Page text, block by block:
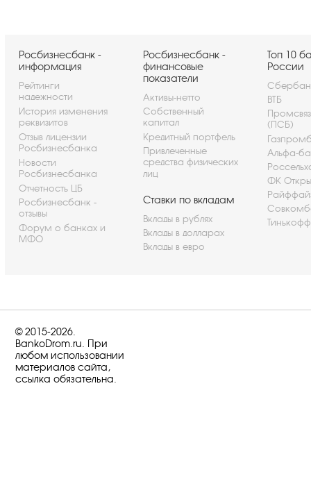
Росбизнесбанк -
информация
Рейтинги
надежности
История изменения
реквизитов
Отзыв лицензии
Росбизнесбанка
Новости
Росбизнесбанка
Отчетность ЦБ
Росбизнесбанк -
отзывы
Форум о банках и
МФО
Росбизнесбанк -
финансовые
показатели
Активы-нетто
Собственный
капитал
Кредитный портфель
Привлеченные
средства физических
лиц
Ставки по вкладам
Вклады в рублях
Вклады в долларах
Вклады в евро
Топ 10
России
ВТБ
(ПСБ)
Альфа-
ФК
© 2015-2026.
BankoDrom.ru. При
любом использовании
материалов сайта,
ссылка обязательна.